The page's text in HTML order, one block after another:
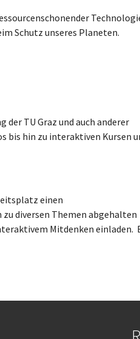
Schutz unseres Planeten.
TU Graz und auch anderer
bis hin zu interaktiven Kursen
einen
diversen Themen abgehalten
Mitdenken einladen.